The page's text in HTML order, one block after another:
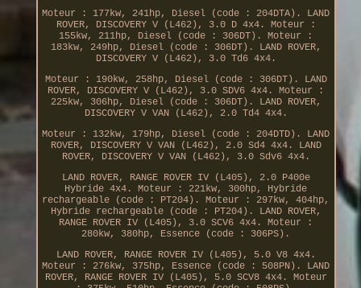
Moteur : 177kw, 241hp, Diesel (code : 204DTA). LAND
ROVER, DISCOVERY V (L462), 3.0 D 4x4. Moteur :
155kw, 211hp, Diesel (code : 306DT). Moteur :
183kw, 249hp, Diesel (code : 306DT). LAND ROVER,
DISCOVERY V (L462), 3.0 Td6 4x4.
Moteur : 190kw, 258hp, Diesel (code : 306DT). LAND
ROVER, DISCOVERY V (L462), 3.0 SDV6 4x4. Moteur :
225kw, 306hp, Diesel (code : 306DT). LAND ROVER,
DISCOVERY V VAN (L462), 2.0 Td4 4x4.
Moteur : 132kw, 179hp, Diesel (code : 204DTD). LAND
ROVER, DISCOVERY V VAN (L462), 2.0 Sd4 4x4. LAND
ROVER, DISCOVERY V VAN (L462), 3.0 Sdv6 4x4.
LAND ROVER, RANGE ROVER IV (L405), 2.0 P400e
Hybride 4x4. Moteur : 221kw, 300hp, Hybride
rechargeable (code : PT204). Moteur : 297kw, 404hp,
Hybride rechargeable (code : PT204). LAND ROVER,
RANGE ROVER IV (L405), 3.0 SCV6 4x4. Moteur :
280kw, 380hp, Essence (code : 306PS).
LAND ROVER, RANGE ROVER IV (L405), 5.0 V8 4x4.
Moteur : 276kw, 375hp, Essence (code : 508PN). LAND
ROVER, RANGE ROVER IV (L405), 5.0 SCV8 4x4. Moteur